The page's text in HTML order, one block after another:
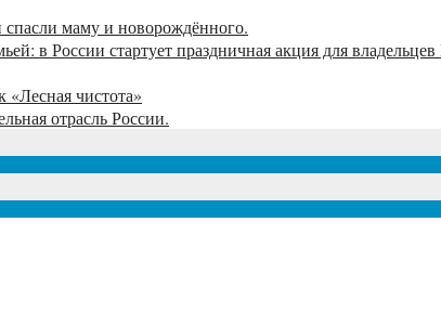
маму и новорождённого.
в России стартует праздничная акция для
чистота»
отрасль России.